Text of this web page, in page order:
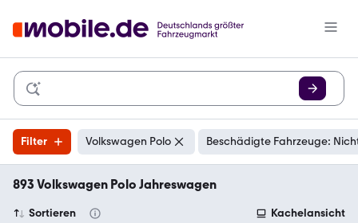
Filter Volkswagen Polo Beschädigte Fahrzeuge:
893 Volkswagen Polo Jahreswagen
Sortieren Kachelansicht